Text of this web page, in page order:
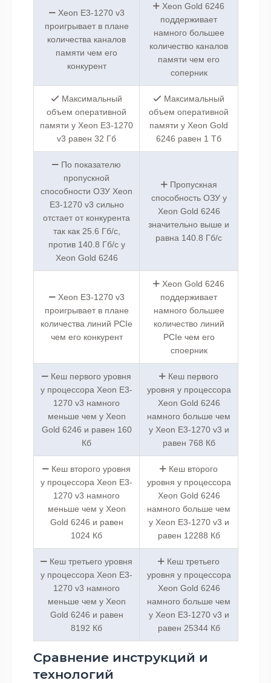
Xeon E3-1270 v3
проигрывает в плане
количества каналов
памяти чем его
конкурент
Xeon Gold 6246
поддерживает
намного большее
количество каналов
памяти чем его
соперник
Максимальный
объем оперативной
памяти у Xeon E3-1270
v3 равен 32 Гб
Максимальный
объем оперативной
памяти у Xeon Gold
6246 равен 1 Тб
По показателю
пропускной
способности ОЗУ Xeon
E3-1270 v3 сильно
отстает от конкурента
так как 25.6 Гб/с,
против 140.8 Гб/с у
Xeon Gold 6246
Пропускная
способность ОЗУ у
Xeon Gold 6246
значительно выше и
равна 140.8 Гб/с
Xeon E3-1270 v3
проигрывает в плане
количества линий PCIe
чем его конкурент
Xeon Gold 6246
поддерживает
намного большее
количество линий
PCIe чем его
споерник
Кеш первого уровня
у процессора Xeon E3-
1270 v3 намного
меньше чем у Xeon
Gold 6246 и равен 160
Кб
Кеш первого
уровня у процессора
Xeon Gold 6246
намного больше чем
у Xeon E3-1270 v3 и
равен 768 Кб
Кеш второго уровня
у процессора Xeon E3-
1270 v3 намного
меньше чем у Xeon
Gold 6246 и равен
1024 Кб
Кеш второго
уровня у процессора
Xeon Gold 6246
намного больше чем
у Xeon E3-1270 v3 и
равен 12288 Кб
Кеш третьего уровня
у процессора Xeon E3-
1270 v3 намного
меньше чем у Xeon
Gold 6246 и равен
8192 Кб
Кеш третьего
уровня у процессора
Xeon Gold 6246
намного больше чем
у Xeon E3-1270 v3 и
равен 25344 Кб
Сравнение инструкций и
технологий